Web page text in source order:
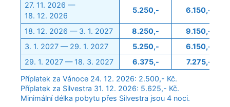
27. 11. 2026 —
18. 12. 2026
5.250,- 6.150,-
18. 12. 2026 — 3. 1. 2027 8.250,-
9.150,-
3. 1. 2027 — 29. 1. 2027
5.250,-
6.150,-
29. 1. 2027 — 18. 3. 2027
6.375,-
7.275,-
Příplatek za Vánoce 24. 12. 2026: 2.500,- Kč.
Příplatek za Silvestra 31. 12. 2026: 5.625,- Kč.
Minimální délka pobytu přes Silvestra jsou 4 noci.